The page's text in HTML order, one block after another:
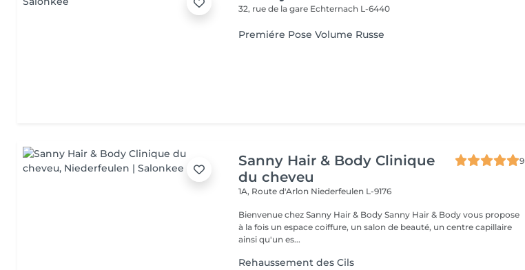
32, rue de la gare Echternach L-6440
Premiére Pose Volume Russe
Sanny Hair & Body Clinique
du cheveu
9
1A, Route d'Arlon Niederfeulen L-9176
Bienvenue chez Sanny Hair & Body Sanny Hair & Body vous propose
à la fois un espace coiffure, un salon de beauté, un centre capillaire
ainsi qu'un es...
Rehaussement des Cils